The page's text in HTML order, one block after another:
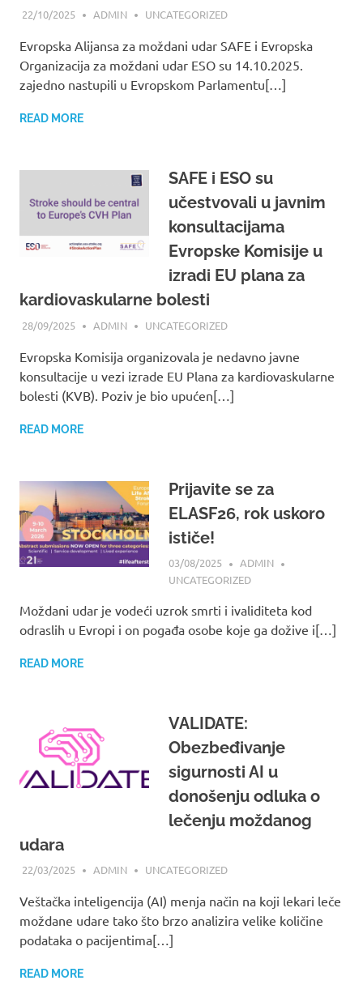
22/10/2025 ADMIN UNCATEGORIZED
Evropska Alijansa za moždani udar SAFE i Evropska
Organizacija za moždani udar ESO su 14.10.2025.
zajedno nastupili u Evropskom Parlamentu[…]
READ MORE
SAFE i ESO su
učestvovali u javnim
konsultacijama
Evropske Komisije u
izradi EU plana za
kardiovaskularne bolesti
28/09/2025 ADMIN UNCATEGORIZED
Evropska Komisija organizovala je nedavno javne
konsultacije u vezi izrade EU Plana za kardiovaskularne
bolesti (KVB). Poziv je bio upućen[…]
READ MORE
Prijavite se za
ELASF26, rok uskoro
ističe!
03/08/2025
ADMIN
UNCATEGORIZED
Moždani udar je vodeći uzrok smrti i ivaliditeta kod
odraslih u Evropi i on pogađa osobe koje ga dožive i[…]
READ MORE
VALIDATE:
Obezbeđivanje
sigurnosti AI u
donošenju odluka o
lečenju moždanog
udara
22/03/2025 ADMIN UNCATEGORIZED
Veštačka inteligencija (AI) menja način na koji lekari leče
moždane udare tako što brzo analizira velike količine
podataka o pacijentima[…]
READ MORE